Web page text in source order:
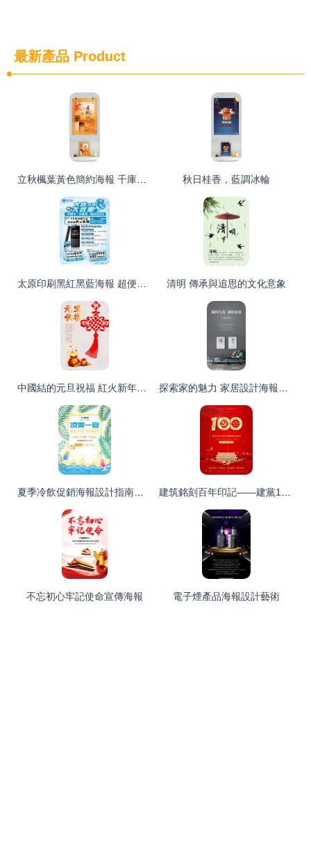
最新產品 Product
秋日桂香，藍調冰輪
清明 傳承與追思的文化意象
不忘初心牢記使命宣傳海報 電子煙產品海報設計藝術